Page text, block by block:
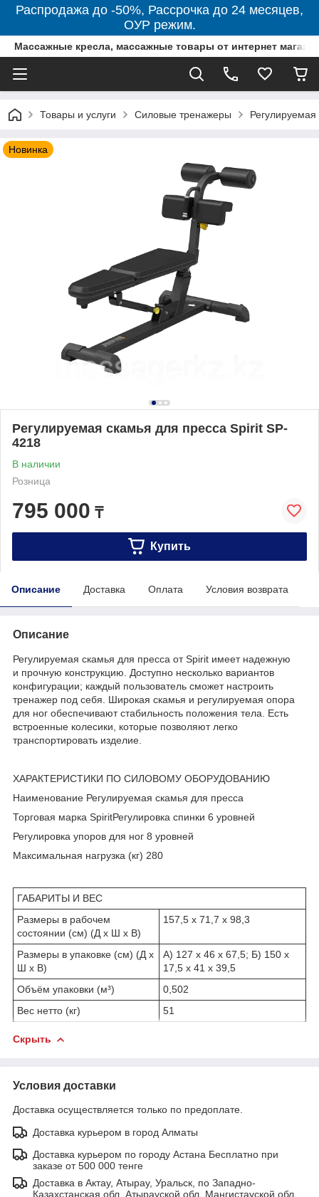
Распродажа до -50%, Рассрочка до 24 месяцев,
ОУР режим.
Массажные кресла, массажные товары от интернет
Товары и услуги Силовые тренажеры
Новинка
Регулируемая скамья для пресса Spirit SP-
4218
В наличии
Розница
795 000 ₸
Купить
Описание Доставка Оплата Условия возврата
Описание
Регулируемая скамья для пресса от Spirit имеет надежную
и прочную конструкцию. Доступно несколько вариантов
конфигурации; каждый пользователь сможет настроить
тренажер под себя. Широкая скамья и регулируемая опора
для ног обеспечивают стабильность положения тела. Есть
встроенные колесики, которые позволяют легко
транспортировать изделие.
ХАРАКТЕРИСТИКИ ПО СИЛОВОМУ ОБОРУДОВАНИЮ
Наименование Регулируемая скамья для пресса
Торговая марка SpiritРегулировка спинки 6 уровней
Регулировка упоров для ног 8 уровней
Максимальная нагрузка (кг) 280
ГАБАРИТЫ И ВЕС
Размеры в рабочем
состоянии (см) (Д х Ш х В)
157,5 x 71,7 x 98,3
Размеры в упаковке (см) (Д х
Ш х В)
А) 127 x 46 x 67,5; Б) 150 x
17,5 x 41 x 39,5
Объём упаковки (м³)
0,502
Вес нетто (кг)
51
Скрыть
Условия доставки
Доставка осуществляется только по предоплате.
Доставка курьером в город Алматы
Доставка курьером по городу Астана Бесплатно при
заказе от 500 000 тенге
Доставка в Актау, Атырау, Уральск, по Западно-
Казахстанская обл, Атырауской обл. Мангистауской обл.